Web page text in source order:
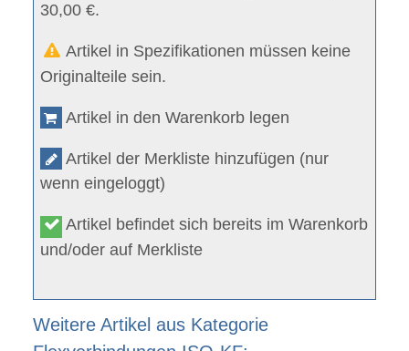
30,00 €.
Artikel in Spezifikationen müssen keine
Originalteile sein.
Artikel in den Warenkorb legen
Artikel der Merkliste hinzufügen (nur
wenn eingeloggt)
Artikel befindet sich bereits im Warenkorb
und/oder auf Merkliste
Weitere Artikel aus Kategorie